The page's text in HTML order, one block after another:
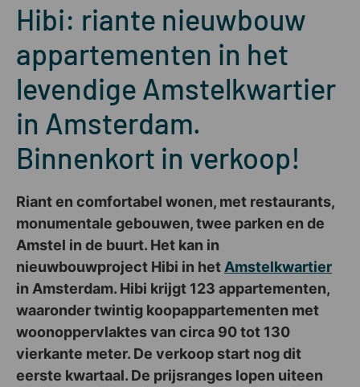
Hibi: riante nieuwbouw
appartementen in het
levendige Amstelkwartier
in Amsterdam.
Binnenkort in verkoop!
Riant en comfortabel wonen, met restaurants,
monumentale gebouwen, twee parken en de
Amstel in de buurt. Het kan in
nieuwbouwproject Hibi in het Amstelkwartier
in Amsterdam. Hibi krijgt 123 appartementen,
waaronder twintig koopappartementen met
woonoppervlaktes van circa 90 tot 130
vierkante meter. De verkoop start nog dit
eerste kwartaal. De prijsranges lopen uiteen